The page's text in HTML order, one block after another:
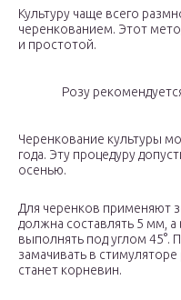
Культуру чаще всего
черенкованием. Этот
и простотой.
Розу
Черенкование культуры
года. Эту процедуру
осенью.
Для черенков применяют
должна составлять 5 мм,
выполнять под углом 45°.
замачивать в
станет корневин.